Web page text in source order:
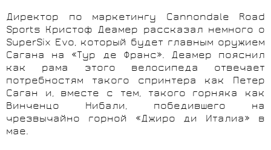
Директор по маркетингу Cannondale Road
Sports Кристоф Деамер рассказал немного о
SuperSix Evo, который будет главным оружием
Сагана на «Тур де Франс». Деамер пояснил
как рама этого велосипеда отвечает
потребностям такого спринтера как Петер
Саган и, вместе с тем, такого горняка как
Винченцо Нибали, победившего на
чрезвычайно горной «Джиро ди Италиа» в
мае.